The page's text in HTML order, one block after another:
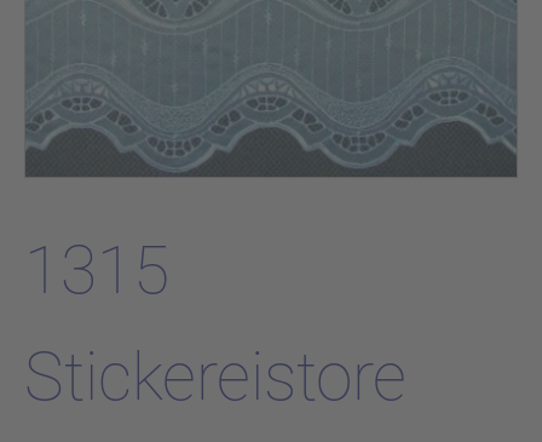
1315
Stickereistore